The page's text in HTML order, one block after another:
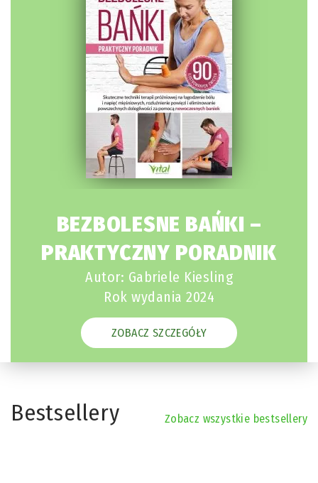
BEZBOLESNE BAŃKI –
PRAKTYCZNY PORADNIK
Autor: Gabriele Kiesling
Rok wydania 2024
ZOBACZ SZCZEGÓŁY
Bestsellery Zobacz wszystkie bestsellery